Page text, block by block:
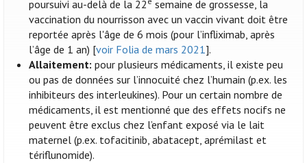
poursuivi au-delà de la 22
semaine de grossesse, la
vaccination du nourrisson avec un vaccin vivant doit être
reportée après l'âge de 6 mois (pour l’infliximab, après
l’âge de 1 an) [voir Folia de mars 2021].
Allaitement: pour plusieurs médicaments, il existe peu
ou pas de données sur l’innocuité chez l’humain (p.ex. les
inhibiteurs des interleukines). Pour un certain nombre de
médicaments, il est mentionné que des effets nocifs ne
peuvent être exclus chez l’enfant exposé via le lait
maternel (p.ex. tofacitinib, abatacept, aprémilast et
tériflunomide).